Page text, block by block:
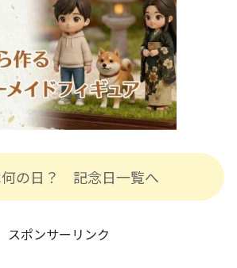
の日？ 記念日一覧へ
スポンサーリンク